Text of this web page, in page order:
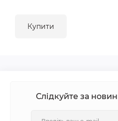
Купити
Слідкуйте за